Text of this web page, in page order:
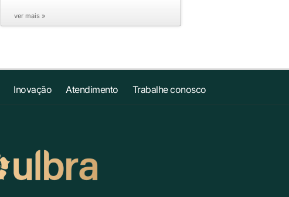
ver mais »
Inovação Atendimento Trabalhe conosco